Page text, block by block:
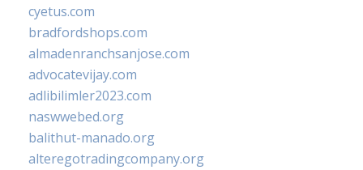
cyetus.com
bradfordshops.com
almadenranchsanjose.com
advocatevijay.com
adlibilimler2023.com
naswwebed.org
balithut-manado.org
alteregotradingcompany.org